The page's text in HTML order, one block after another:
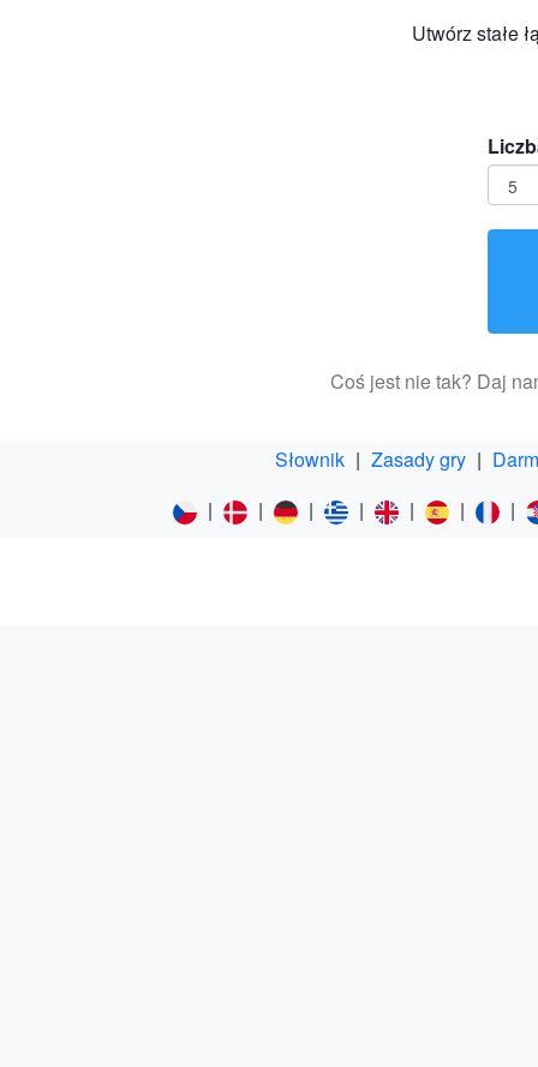
Utwórz stałe
Coś jest nie tak? Daj
Słownik | Zasady gry |
|
| | | | | |